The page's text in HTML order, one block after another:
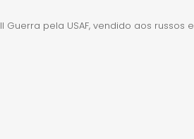
Guerra pela USAF, vendido aos russos e